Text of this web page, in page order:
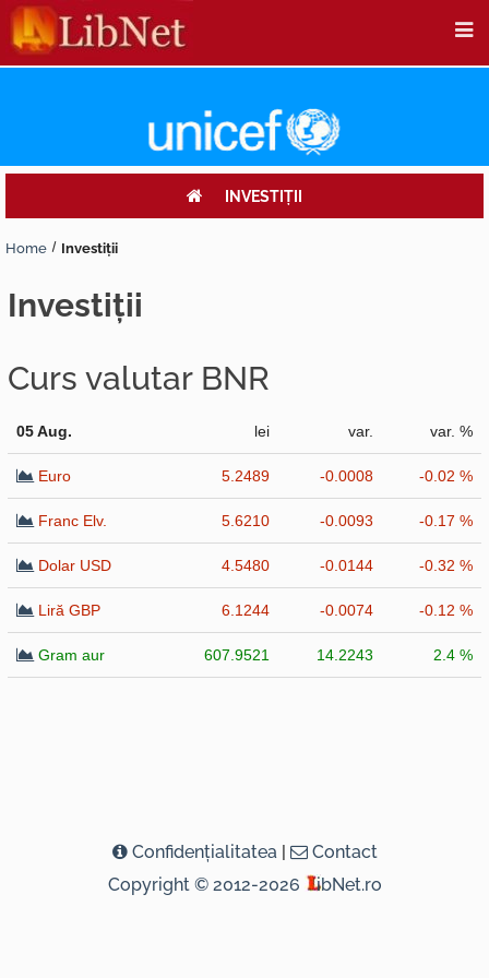
INVESTIŢII
Home Investiţii
investiţii
Curs valutar BNR
05 Aug. lei var. var. %
Euro 5.2489 -0.0008 -0.02 %
Franc Elv. 5.6210 -0.0093 -0.17 %
Dolar USD 4.5480 -0.0144 -0.32 %
Liră GBP 6.1244 -0.0074 -0.12 %
Gram aur 607.9521 14.2243 2.4 %
Confidenţialitatea |
Contact
Copyright © 2012-2026
ibNet.ro